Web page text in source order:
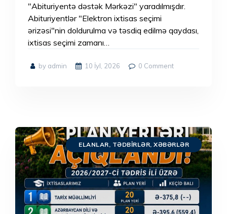
"Abituriyentə dəstək Mərkəzi" yaradılmışdır.
Abituriyentlər "Elektron ixtisas seçimi
ərizəsi"nin doldurulma və təsdiq edilmə qaydası,
ixtisas seçimi zamanı…
by admin 10 İyl, 2026 0 Comment
ELANLAR, TƏDBIRLƏR, XƏBƏRLƏR